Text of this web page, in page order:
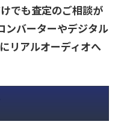
でも査定のご相談が
ンバーターやデジタル
リアルオーディオへ